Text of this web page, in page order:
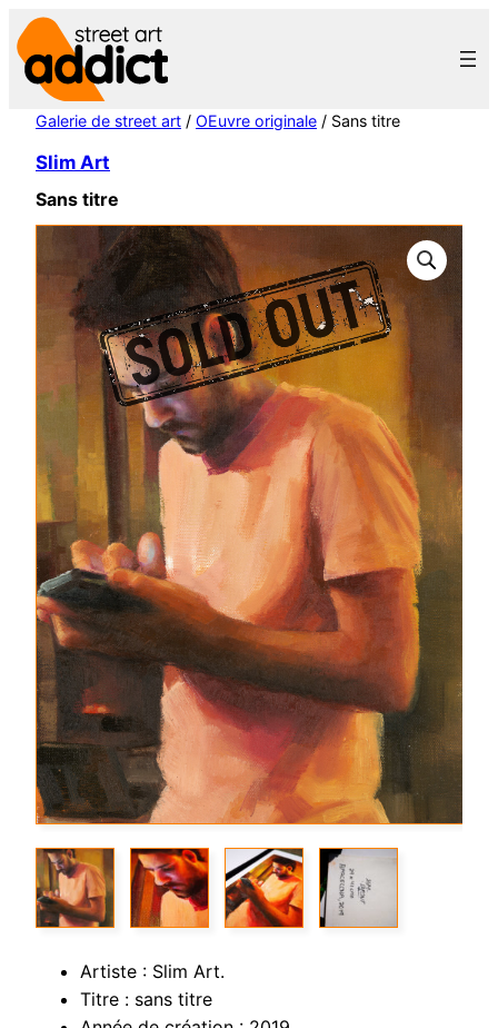
Aller
au
contenu
Galerie de street art / OEuvre originale / Sans titre
Slim Art
Sans titre
Artiste : Slim Art.
Titre : sans titre